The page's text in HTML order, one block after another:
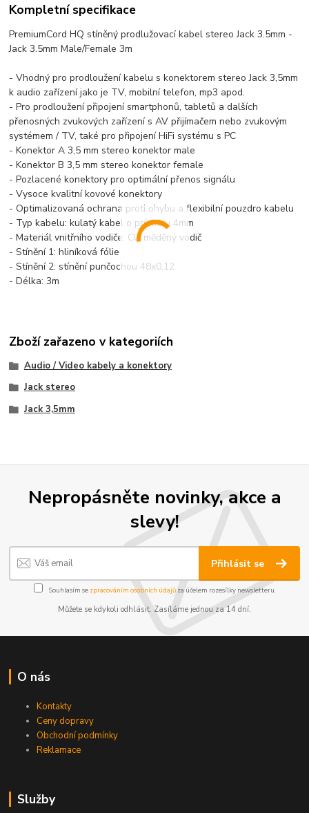
Kompletní specifikace
PremiumCord HQ stíněný prodlužovací kabel stereo Jack 3.5mm -
Jack 3.5mm Male/Female 3m
- Vhodný pro prodloužení kabelu s konektorem stereo Jack 3,5mm
k audio zařízení jako je TV, mobilní telefon, mp3 apod.
- Pro prodloužení připojení smartphonů, tabletů a dalších
přenosných zvukových zařízení s AV přijímačem nebo zvukovým
systémem / TV, také pro připojení HiFi systému s PC
- Konektor A 3,5 mm stereo konektor male
- Konektor B 3,5 mm stereo konektor female
- Pozlacené konektory pro optimální přenos signálu
- Vysoce kvalitní kovové konektory
- Optimalizovaná ochrana proti ohybu a flexibilní pouzdro kabelu
- Typ kabelu: kulatý kabel o průměru 4mm
- Materiál vnitřního vodiče: CU měděný vodič
- Stínění 1: hliníková fólie
- Stínění 2: stínění punčochou 48x0,12
- Délka: 3m
Zboží zařazeno v kategoriích
Audio / Video kabely a konektory
Jack stereo
Jack 3,5mm
Nepropásněte novinky, akce a
slevy!
Přihlásit se
Souhlasím se zpracováním osobních údajůza účelem rozesílky newsletteru.
Můžete se kdykoli odhlásit. Zasíláme jednou za 14 dní.
O nás
Kontakty
Ceny dopravy
Obchodní podmínky
Reklamace
Služby